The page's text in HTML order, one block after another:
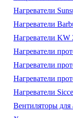
Нагреватели
Нагреватели
Нагреватели KW
Нагреватели
Нагреватели
Нагреватели
Нагреватели
Вентиляторы для